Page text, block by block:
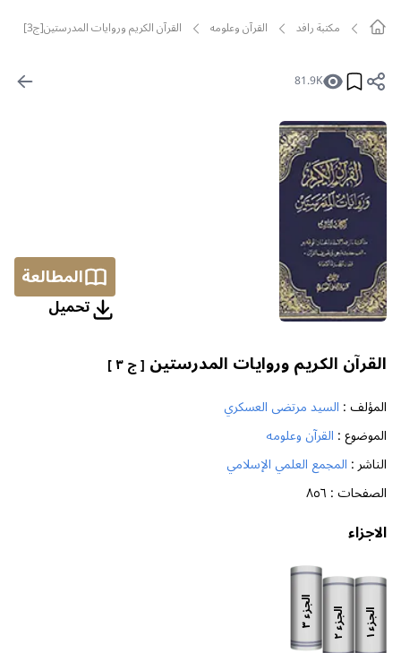
مکتبة رافد القرآن وعلومه القرآن الكريم وروايات المدرستين[ج3]
81.9K
المطالعة
تحمیل
القرآن الكريم وروايات المدرستين [ ج ٣ ]
المؤلف : السيد مرتضى العسكري
الموضوع : القرآن وعلومه
الناشر : المجمع العلمي الإسلامي
الصفحات : ٨٥٦
الاجزاء
الجزء
١
الجزء
٢
الجزء
٣